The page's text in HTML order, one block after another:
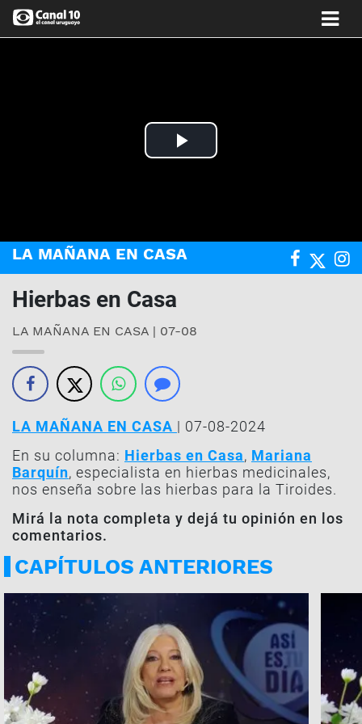
Play
LA MAÑANA EN CASA
Hierbas en Casa
LA MAÑANA EN CASA | 07-08
LA MAÑANA EN CASA | 07-08-2024
En su columna: Hierbas en Casa, Mariana
Barquín, especialista en hierbas medicinales,
nos enseña sobre las hierbas para la Tiroides.
Mirá la nota completa y dejá tu opinión en los
comentarios.
CAPÍTULOS ANTERIORES